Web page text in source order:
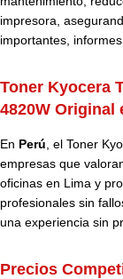
impresora,
importantes,
Toner Kyocera
4820W Original
En Perú , el Toner
empresas que
oficinas en Lima y
profesionales sin
una experiencia sin
Precios